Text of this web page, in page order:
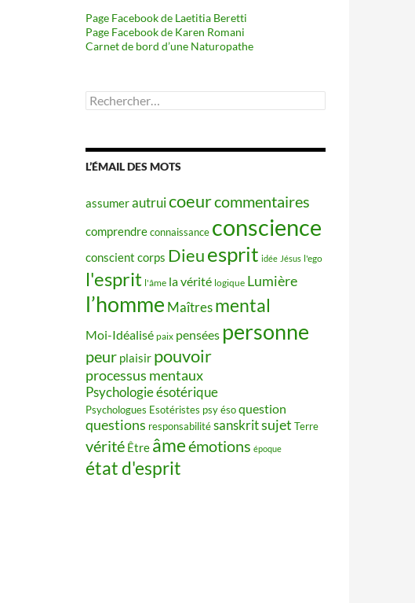
Page Facebook de Laetitia Beretti
Page Facebook de Karen Romani
Carnet de bord d’une Naturopathe
Rechercher :
L’ÉMAIL DES MOTS
assumerautruicoeurcommentaires
comprendreconnaissance conscience
conscient corps Dieuesprit idée Jésus l'ego
l'esprit l'âme la vérité logique Lumière
l’homme Maîtres mental
Moi-Idéalisé paix pensées personne
peur plaisir pouvoir
processus mentaux
Psychologie ésotérique
Psychologues Esotéristes psy ésoquestion
questions responsabilitésanskritsujet Terre
vérité Être âmeémotions époque
état d'esprit